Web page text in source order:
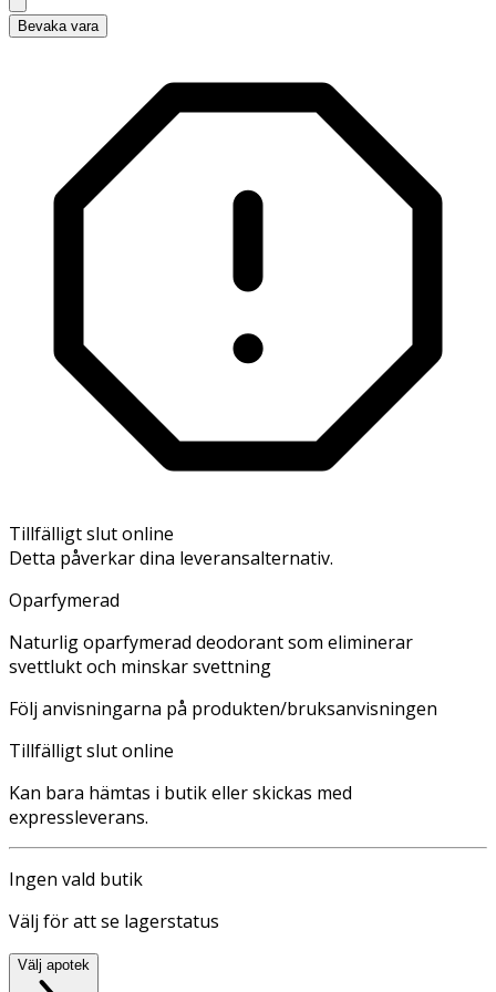
Bevaka vara
Tillfälligt slut online
Detta påverkar dina leveransalternativ.
Oparfymerad
Naturlig oparfymerad deodorant som eliminerar
svettlukt och minskar svettning
Följ anvisningarna på produkten/bruksanvisningen
Tillfälligt slut online
Kan bara hämtas i butik eller skickas med
expressleverans.
Ingen vald butik
Välj för att se lagerstatus
Välj apotek